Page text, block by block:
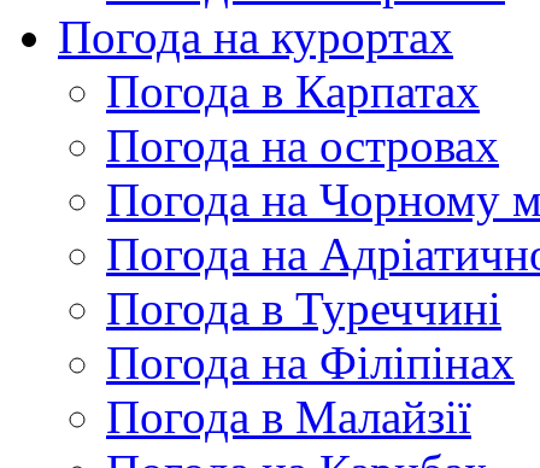
Погода на курортах
Погода в Карпатах
Погода на островах
Погода на Чорному
Погода на
Погода в Туреччині
Погода на Філіпінах
Погода в Малайзії